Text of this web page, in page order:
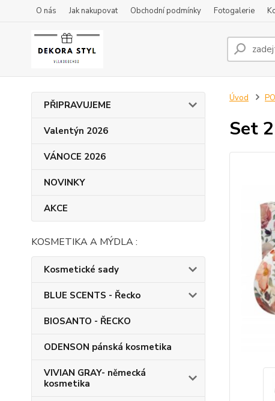
O nás Jak nakupovat Obchodní podmínky Fotogalerie
PŘIPRAVUJEME
Valentýn 2026
VÁNOCE 2026
NOVINKY
AKCE
KOSMETIKA A MÝDLA :
Kosmetické sady
BLUE SCENTS - Řecko
BIOSANTO - ŘECKO
ODENSON pánská kosmetika
VIVIAN GRAY- německá
kosmetika
Úvod
Set